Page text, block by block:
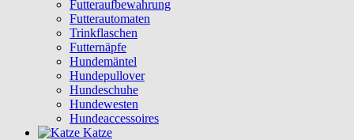
Futteraufbewahrung
Futterautomaten
Trinkflaschen
Futternäpfe
Hundemäntel
Hundepullover
Hundeschuhe
Hundewesten
Hundeaccessoires
Katze